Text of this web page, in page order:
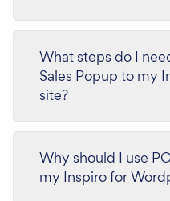
What steps do I
Sales Popup to my
site?
Why should I use
my Inspiro for